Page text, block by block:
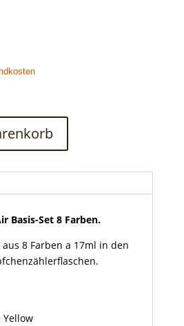
Basis-Set 8 Farben.
aus 8 Farben a 17ml in den
Yellow